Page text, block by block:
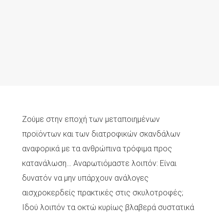
Ζούμε στην εποχή των μεταποιημένων
προϊόντων και των διατροφικών σκανδάλων
αναφορικά με τα ανθρώπινα τρόφιμα προς
κατανάλωση… Αναρωτιόμαστε λοιπόν: Είναι
δυνατόν να μην υπάρχουν ανάλογες
αισχροκερδείς πρακτικές στις σκυλοτροφές;
Ιδού λοιπόν τα οκτώ κυρίως βλαβερά συστατικά